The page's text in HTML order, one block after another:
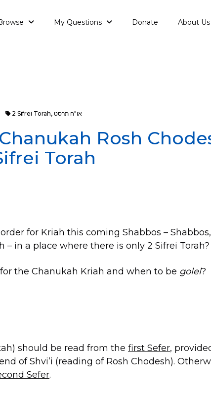
My Questions Donate About Us
2 Sifrei Torah, או"ח תרסט
Rosh
Torah
for Kriah this coming Shabbos –
– in a place where there is only 2 Sifrei Torah?
the Chanukah Kriah and when to be golel?
should be read from the first Sefer,
of Shvi’i (reading of Rosh Chodesh).
Sefer.